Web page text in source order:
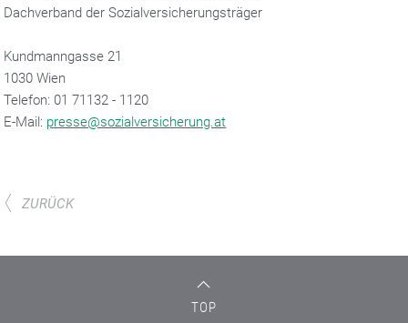
Dachverband der Sozialversicherungsträger
Kundmanngasse 21
1030 Wien
‌Telefon: 01 71132 - 1120
‌E-Mail: presse@sozialversicherung.at
ZURÜCK
TOP